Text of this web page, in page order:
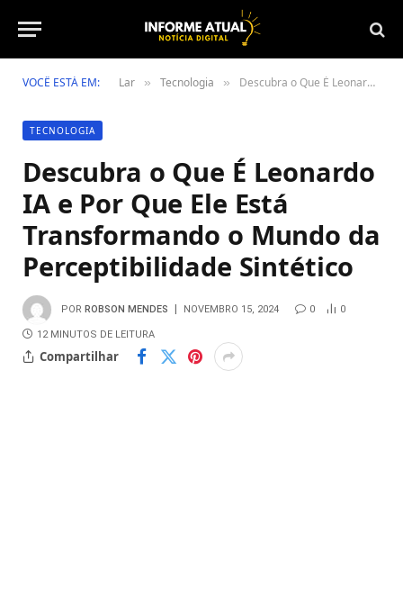
VOCÊ ESTÁ EM: Lar » Tecnologia » Descubra o Que É Leonardo IA e Por Que Ele Está Transformando o Mundo da Perceptibilidade Sintético
TECNOLOGIA
Descubra o Que É Leonardo
IA e Por Que Ele Está
Transformando o Mundo da
Perceptibilidade Sintético
POR ROBSON MENDES NOVEMBRO 15, 2024 0 0
12 MINUTOS DE LEITURA
Compartilhar